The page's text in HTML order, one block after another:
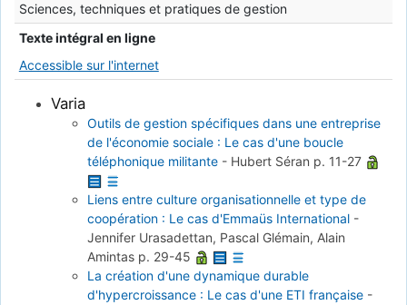
Sciences, techniques et pratiques de gestion
Texte intégral en ligne
Accessible sur l'internet
Varia
Outils de gestion spécifiques dans une entreprise
de l'économie sociale : Le cas d'une boucle
téléphonique militante - Hubert Séran p. 11-27
Liens entre culture organisationnelle et type de
coopération : Le cas d'Emmaüs International -
Jennifer Urasadettan, Pascal Glémain, Alain
Amintas p. 29-45
La création d'une dynamique durable
d'hypercroissance : Le cas d'une ETI française -